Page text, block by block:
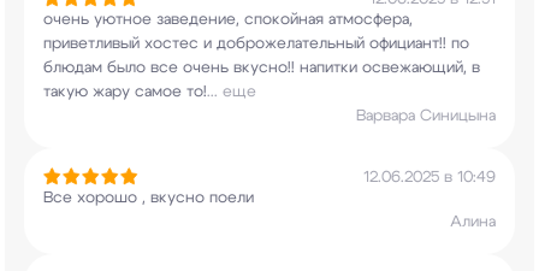
очень уютное заведение, спокойная атмосфера,
приветливый хостес и доброжелательный официант!! по
блюдам было все очень вкусно!! напитки освежающий, в
такую жару самое то!... еще
Варвара Синицына
12.06.2025 в 10:49
Все хорошо , вкусно поели
Алина